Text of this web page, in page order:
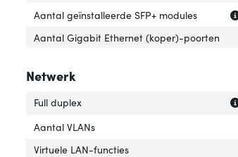
Aantal geïnstalleerde SFP+ modules
Aantal Gigabit Ethernet (koper)-poorten
Netwerk
Full duplex
Aantal VLANs
Virtuele LAN-functies